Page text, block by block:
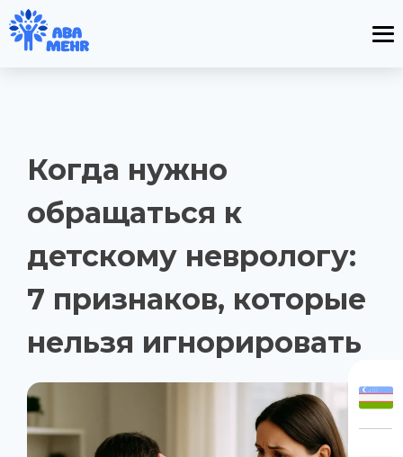
Когда нужно
обращаться к
детскому неврологу:
7 признаков, которые
нельзя игнорировать